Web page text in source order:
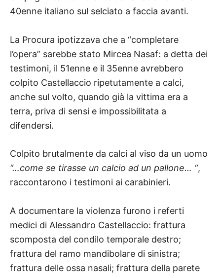
40enne italiano sul selciato a faccia avanti.
La Procura ipotizzava che a “completare
l’opera” sarebbe stato Mircea Nasaf: a detta dei
testimoni, il 51enne e il 35enne avrebbero
colpito Castellaccio ripetutamente a calci,
anche sul volto, quando già la vittima era a
terra, priva di sensi e impossibilitata a
difendersi.
Colpito brutalmente da calci al viso da un uomo
“…come se tirasse un calcio ad un pallone… “,
raccontarono i testimoni ai carabinieri.
A documentare la violenza furono i referti
medici di Alessandro Castellaccio: frattura
scomposta del condilo temporale destro;
frattura del ramo mandibolare di sinistra;
frattura delle ossa nasali; frattura della parete